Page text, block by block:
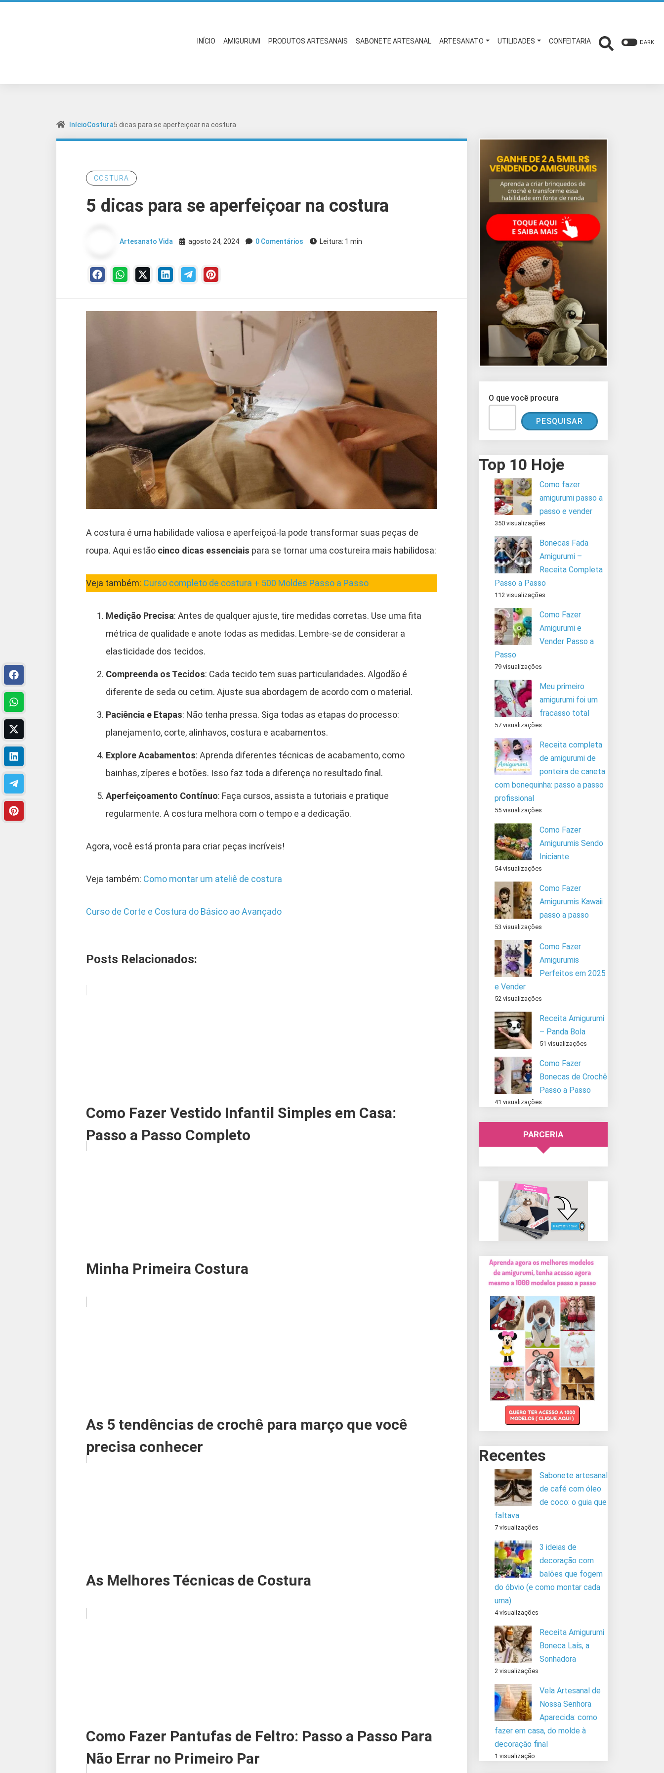
INÍCIO AMIGURUMI PRODUTOS ARTESANAIS SABONETE ARTESANAL ARTESANATO UTILIDADES CONFEITARIA DARK
InícioCostura5 dicas para se aperfeiçoar na costura
COSTURA
5 dicas para se aperfeiçoar na costura
Artesanato Vida agosto 24, 2024 0 Comentários Leitura: 1 min
A costura é uma habilidade valiosa e aperfeiçoá-la pode transformar suas peças de
roupa. Aqui estão cinco dicas essenciais para se tornar uma costureira mais habilidosa:
Veja também: Curso completo de costura + 500 Moldes Passo a Passo
Medição Precisa: Antes de qualquer ajuste, tire medidas corretas. Use uma fita
métrica de qualidade e anote todas as medidas. Lembre-se de considerar a
elasticidade dos tecidos.
Compreenda os Tecidos: Cada tecido tem suas particularidades. Algodão é
diferente de seda ou cetim. Ajuste sua abordagem de acordo com o material.
Paciência e Etapas: Não tenha pressa. Siga todas as etapas do processo:
planejamento, corte, alinhavos, costura e acabamentos.
Explore Acabamentos: Aprenda diferentes técnicas de acabamento, como
bainhas, zíperes e botões. Isso faz toda a diferença no resultado final.
Aperfeiçoamento Contínuo: Faça cursos, assista a tutoriais e pratique
regularmente. A costura melhora com o tempo e a dedicação.
Agora, você está pronta para criar peças incríveis!
Veja também: Como montar um ateliê de costura
Curso de Corte e Costura do Básico ao Avançado
Posts Relacionados:
Como Fazer Vestido Infantil Simples em Casa:
Passo a Passo Completo
Minha Primeira Costura
As 5 tendências de crochê para março que você
precisa conhecer
As Melhores Técnicas de Costura
Como Fazer Pantufas de Feltro: Passo a Passo Para
Não Errar no Primeiro Par
O que você procura
PESQUISAR
Top 10 Hoje
Como fazer
amigurumi passo a
passo e vender
350 visualizações
Bonecas Fada
Amigurumi –
Receita Completa
Passo a Passo
112 visualizações
Como Fazer
Amigurumi e
Vender Passo a
Passo
79 visualizações
Meu primeiro
amigurumi foi um
fracasso total
57 visualizações
Receita completa
de amigurumi de
ponteira de caneta
com bonequinha: passo a passo
profissional
55 visualizações
Como Fazer
Amigurumis Sendo
Iniciante
54 visualizações
Como Fazer
Amigurumis Kawaii
passo a passo
53 visualizações
Como Fazer
Amigurumis
Perfeitos em 2025
e Vender
52 visualizações
Receita Amigurumi
– Panda Bola
51 visualizações
Como Fazer
Bonecas de Crochê
Passo a Passo
41 visualizações
PARCERIA
Recentes
Sabonete artesanal
de café com óleo
de coco: o guia que
faltava
7 visualizações
3 ideias de
decoração com
balões que fogem
do óbvio (e como montar cada
uma)
4 visualizações
Receita Amigurumi
Boneca Laís, a
Sonhadora
2 visualizações
Vela Artesanal de
Nossa Senhora
Aparecida: como
fazer em casa, do molde à
decoração final
1 visualização